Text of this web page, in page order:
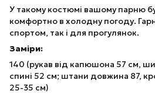
У такому костюмі вашому парню
комфортно в холодну погоду.
спортом, так і для прогулянок.
Заміри:
140 (рукав від капюшона 57 см,
спині 52 см; штани довжина 87,
25-35 см)